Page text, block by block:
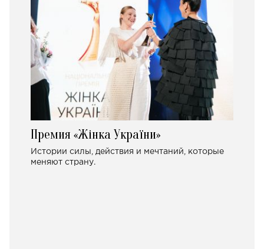
Премия «Жінка України»
Истории силы, действия и мечтаний, которые
меняют страну.